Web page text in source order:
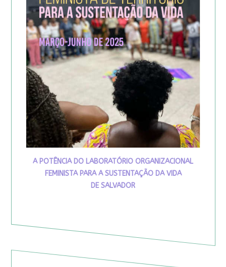
A POTÊNCIA DO LABORATÓRIO ORGANIZACIONAL
FEMINISTA PARA A SUSTENTAÇÃO DA VIDA
DE SALVADOR